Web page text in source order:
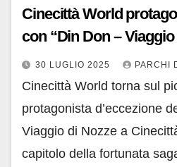
Cinecittà World
con “Din Don –
30 LUGLIO 2025 PARCHI
Cinecittà World torna sul
protagonista d’eccezione
Viaggio di Nozze a
capitolo della fortunata